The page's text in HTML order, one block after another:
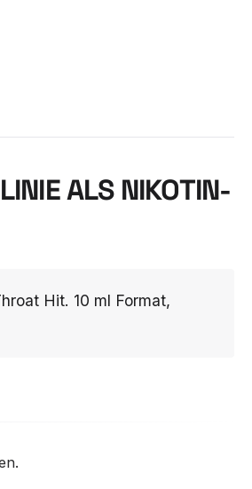
ALS NIKOTIN-
Hit. 10 ml Format,